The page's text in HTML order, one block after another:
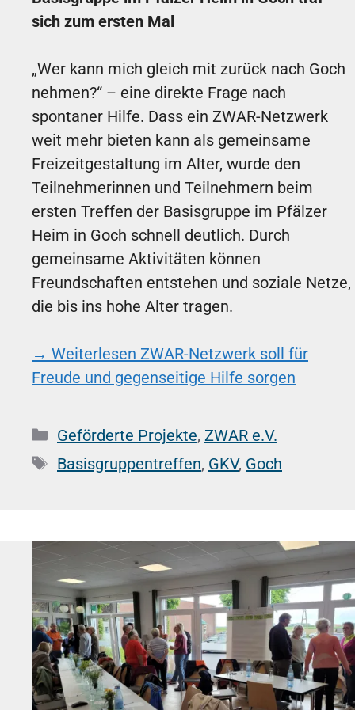
sich zum ersten Mal
„Wer kann mich gleich mit zurück nach Goch
nehmen?“ – eine direkte Frage nach
spontaner Hilfe. Dass ein ZWAR-Netzwerk
weit mehr bieten kann als gemeinsame
Freizeitgestaltung im Alter, wurde den
Teilnehmerinnen und Teilnehmern beim
ersten Treffen der Basisgruppe im Pfälzer
Heim in Goch schnell deutlich. Durch
gemeinsame Aktivitäten können
Freundschaften entstehen und soziale Netze,
die bis ins hohe Alter tragen.
→ Weiterlesen ZWAR-Netzwerk soll für
Freude und gegenseitige Hilfe sorgen
Kategorien
Geförderte Projekte, ZWAR e.V.
Schlagwörter
Basisgruppentreffen, GKV, Goch